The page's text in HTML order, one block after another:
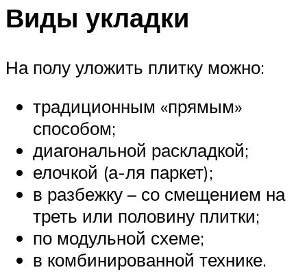
Виды укладки
На полу уложить плитку можно:
традиционным «прямым»
способом;
диагональной раскладкой;
елочкой (а-ля паркет);
в разбежку – со смещением на
треть или половину плитки;
по модульной схеме;
в комбинированной технике.